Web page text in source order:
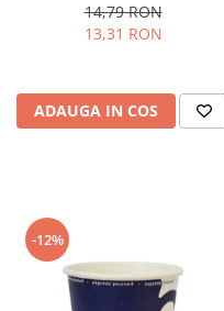
14,79 RON
13,31 RON
ADAUGA IN COS
-12%